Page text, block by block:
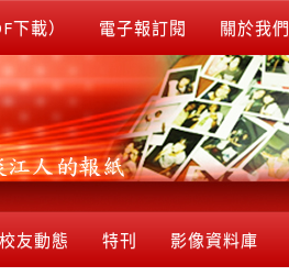
下載） 電子報訂閱 關於我們
校友動態 特刊 影像資料庫